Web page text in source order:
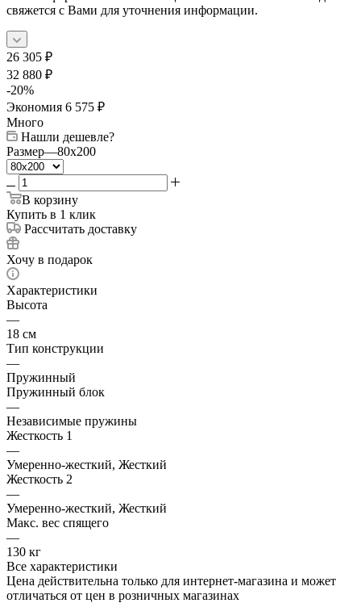
свяжется с Вами для уточнения информации.
26 305 ₽
32 880 ₽
-20%
Экономия 6 575 ₽
Много
Нашли дешевле?
Размер—80x200
В корзину
Купить в 1 клик
Рассчитать доставку
Хочу в подарок
Характеристики
Высота
—
18 см
Тип конструкции
—
Пружинный
Пружинный блок
—
Независимые пружины
Жесткость 1
—
Умеренно-жесткий, Жесткий
Жесткость 2
—
Умеренно-жесткий, Жесткий
Макс. вес спящего
—
130 кг
Все характеристики
Цена действительна только для интернет-магазина и может
отличаться от цен в розничных магазинах